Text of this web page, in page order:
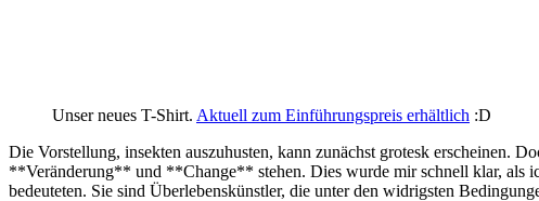
Unser neues T-Shirt. Aktuell zum Einführungspreis erhältlich :D
Die Vorstellung, insekten ‌auszuhusten, kann zunächst grotesk erscheinen.
**Veränderung**⁣ und **Change** stehen. Dies wurde mir schnell klar, ⁤als
‍bedeuteten. Sie‌ sind Überlebenskünstler,‍ die unter den‌ widrigsten